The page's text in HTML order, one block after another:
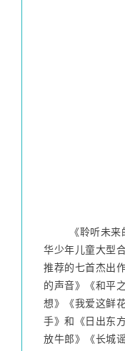
华少年儿童大型
推荐的七首杰出
的声音》
《和平
想》《我爱这鲜
手》和《日出东
放牛郎》《长城